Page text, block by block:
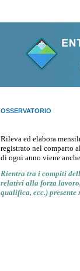
OSSERVATORIO
Rileva ed elabora
registrato nel comparto
di ogni anno viene
Rientra tra i compiti
relativi alla forza
qualifica, ecc.)